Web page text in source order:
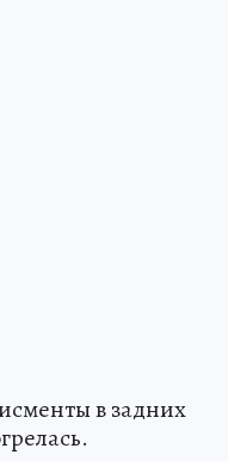
в задних